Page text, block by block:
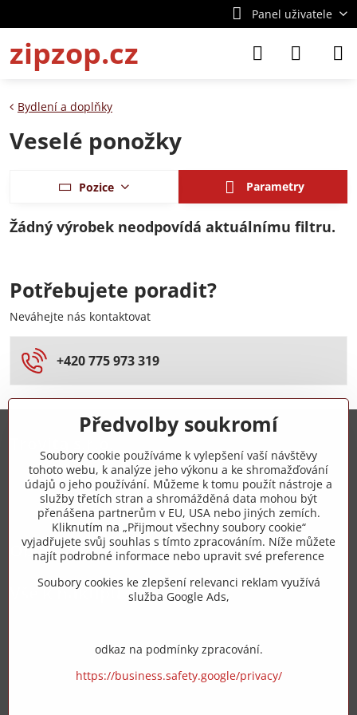
Panel uživatele
zipzop.cz
Bydlení a doplňky
Veselé ponožky
Pozice Parametry
Potřebujete poradit?
Neváhejte nás kontaktovat
+420 775 973 319
+420 775 973 319
info​@zipzop​.cz
Objednávky
Vše k nákupu
Předvolby soukromí
Soubory cookie používáme k vylepšení vaší návštěvy
tohoto webu, k analýze jeho výkonu a ke shromažďování
údajů o jeho používání. Můžeme k tomu použít nástroje a
služby třetích stran a shromážděná data mohou být
přenášena partnerům v EU, USA nebo jiných zemích.
Kliknutím na „Přijmout všechny soubory cookie“
vyjadřujete svůj souhlas s tímto zpracováním. Níže můžete
najít podrobné informace nebo upravit své preference
Soubory cookies ke zlepšení relevanci reklam využívá
služba Google Ads,
odkaz na podmínky zpracování.
https://business.safety.google/privacy/